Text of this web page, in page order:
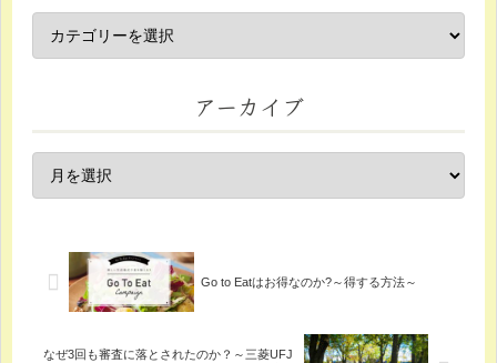
アーカイブ
Go to Eatはお得なのか?～得する方法～
なぜ3回も審査に落とされたのか？～三菱UFJ